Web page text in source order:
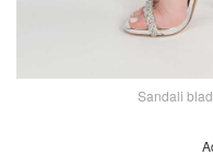
Sandali